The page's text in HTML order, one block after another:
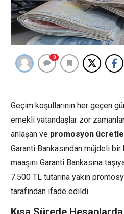
0
Geçim koşullarının her geçen
emekli vatandaşlar zor
anlaşan ve promosyon
Garanti Bankasından müjdeli
maaşını Garanti Bankasına
7.500 TL tutarına yakın
tarafından ifade edildi.